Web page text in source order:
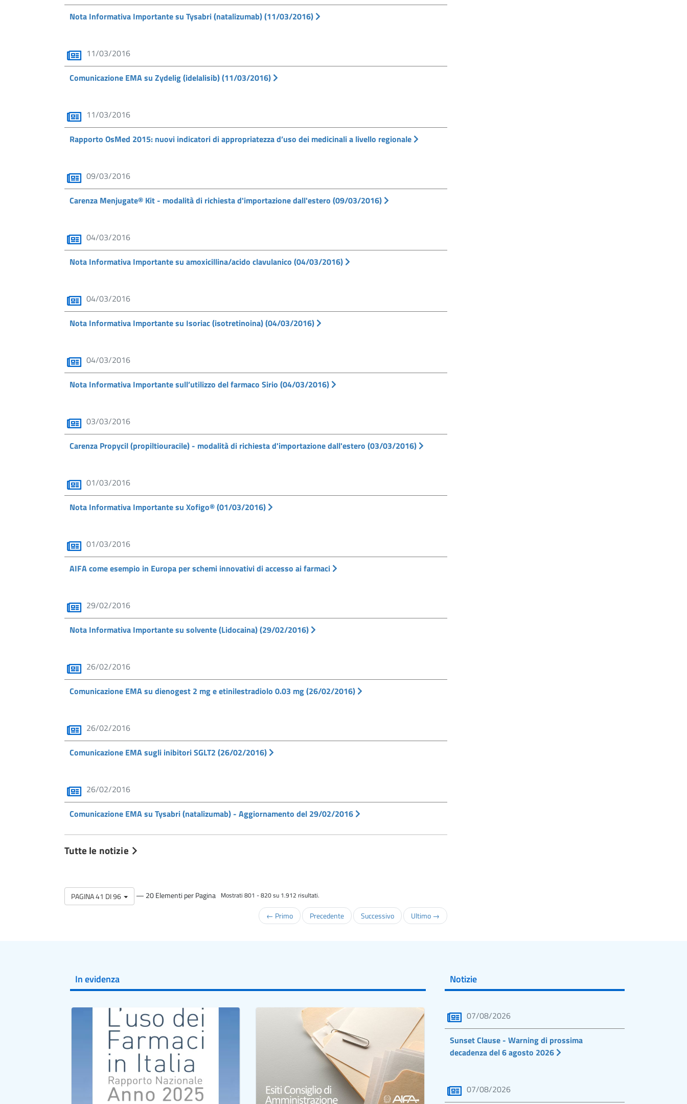
Nota Informativa Importante su Tysabri (natalizumab) (11/03/2016)
11/03/2016
Comunicazione EMA su Zydelig (idelalisib) (11/03/2016)
11/03/2016
Rapporto OsMed 2015: nuovi indicatori di appropriatezza d’uso dei medicinali a livello regionale
09/03/2016
Carenza Menjugate® Kit - modalità di richiesta d'importazione dall'estero (09/03/2016)
04/03/2016
Nota Informativa Importante su amoxicillina/acido clavulanico (04/03/2016)
04/03/2016
Nota Informativa Importante su Isoriac (isotretinoina) (04/03/2016)
04/03/2016
Nota Informativa Importante sull’utilizzo del farmaco Sirio (04/03/2016)
03/03/2016
Carenza Propycil (propiltiouracile) - modalità di richiesta d'importazione dall'estero (03/03/2016)
01/03/2016
Nota Informativa Importante su Xofigo® (01/03/2016)
01/03/2016
AIFA come esempio in Europa per schemi innovativi di accesso ai farmaci
29/02/2016
Nota Informativa Importante su solvente (Lidocaina) (29/02/2016)
26/02/2016
Comunicazione EMA su dienogest 2 mg e etinilestradiolo 0.03 mg (26/02/2016)
26/02/2016
Comunicazione EMA sugli inibitori SGLT2 (26/02/2016)
26/02/2016
Comunicazione EMA su Tysabri (natalizumab) - Aggiornamento del 29/02/2016
Tutte le notizie
PAGINA 41 DI 96 — 20 Elementi per Pagina Mostrati 801 - 820 su 1.912 risultati.
← Primo Precedente Successivo Ultimo →
In evidenza Notizie
07/08/2026
Sunset Clause - Warning di prossima
decadenza del 6 agosto 2026
07/08/2026